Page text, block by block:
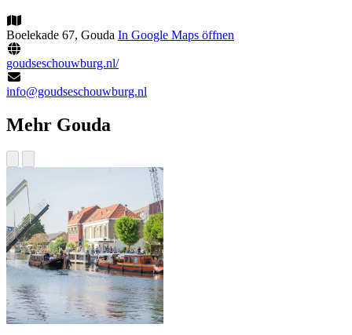
Boelekade 67, Gouda In Google Maps öffnen
goudseschouwburg.nl/
info@goudseschouwburg.nl
Mehr Gouda